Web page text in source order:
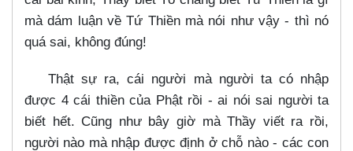
mà dám luận về Tứ Thiền mà nói như vậy - thì nó
quá sai, không đúng!
Thật sự ra, cái người mà người ta có nhập
được 4 cái thiền của Phật rồi - ai nói sai người ta
biết hết. Cũng như bây giờ mà Thầy viết ra rồi,
người nào mà nhập được định ở chỗ nào - các con